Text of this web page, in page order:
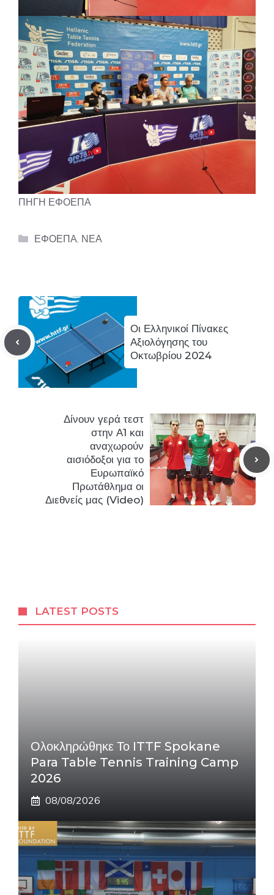
ΠΗΓΗ ΕΦΟΕΠΑ
Categories
ΕΦΟΕΠΑ, ΝΕΑ
Οι Ελληνικοί Πίνακες
Αξιολόγησης του
Οκτωβρίου 2024
Δίνουν γερά τεστ
στην Α1 και
αναχωρούν
αισιόδοξοι για το
Ευρωπαϊκό
Πρωτάθλημα οι
Διεθνείς μας (Video)
LATEST POSTS
Ολοκληρώθηκε Το ITTF Spokane
Para Table Tennis Training Camp
2026
08/08/2026